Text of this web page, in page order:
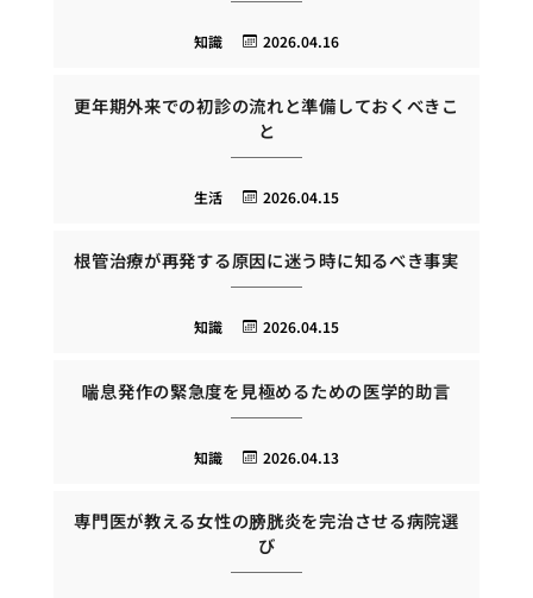
2026.04.16
知識
更年期外来での初診の流れと準備しておくべきこ
と
2026.04.15
生活
根管治療が再発する原因に迷う時に知るべき事実
2026.04.15
知識
喘息発作の緊急度を見極めるための医学的助言
2026.04.13
知識
専門医が教える女性の膀胱炎を完治させる病院選
び